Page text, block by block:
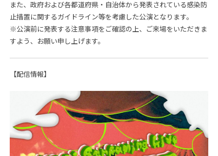
また、政府および各都道府県・自治体から発表されている感染防
止措置に関するガイドライン等を考慮した公演となります。
※公演前に発表する注意事項をご確認の上、ご来場をいただきま
すよう、お願い申し上げます。
【配信情報】